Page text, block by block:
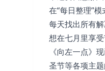
在“每日整理”
每天找出所有
想在七月里享
《向左一点》
圣节等各项主题